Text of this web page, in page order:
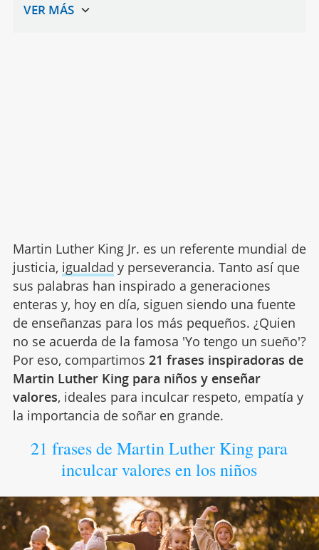
Martin Luther King Jr. es un referente mundial de
justicia, igualdad y perseverancia. Tanto así que
sus palabras han inspirado a generaciones
enteras y, hoy en día, siguen siendo una fuente
de enseñanzas para los más pequeños. ¿Quien
no se acuerda de la famosa 'Yo tengo un sueño'?
Por eso, compartimos 21 frases inspiradoras de
Martin Luther King para niños y enseñar
valores, ideales para inculcar respeto, empatía y
la importancia de soñar en grande.
21 frases de Martin Luther King para
inculcar valores en los niños